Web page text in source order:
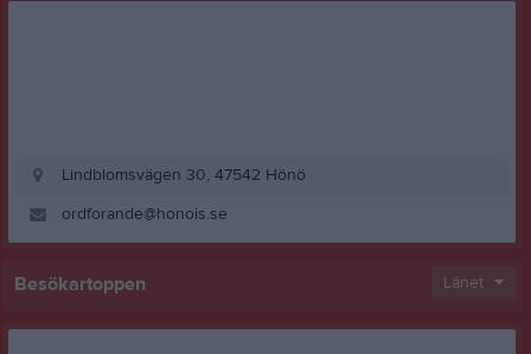
Lindblomsvägen 30, 47542 Hönö
ordforande@honois.se
Besökartoppen Länet